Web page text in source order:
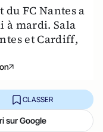
FC Nantes a
à mardi. Sala
et Cardiff,
CLASSER
sur Google